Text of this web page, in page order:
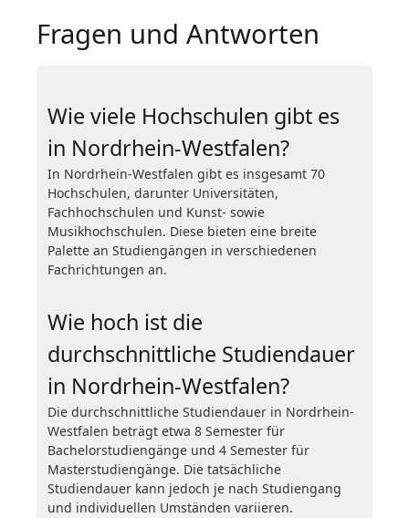
Fragen und Antworten
Wie viele Hochschulen gibt es
in Nordrhein-Westfalen?
In Nordrhein-Westfalen gibt es insgesamt 70
Hochschulen, darunter Universitäten,
Fachhochschulen und Kunst- sowie
Musikhochschulen. Diese bieten eine breite
Palette an Studiengängen in verschiedenen
Fachrichtungen an.
Wie hoch ist die
durchschnittliche Studiendauer
in Nordrhein-Westfalen?
Die durchschnittliche Studiendauer in Nordrhein-
Westfalen beträgt etwa 8 Semester für
Bachelorstudiengänge und 4 Semester für
Masterstudiengänge. Die tatsächliche
Studiendauer kann jedoch je nach Studiengang
und individuellen Umständen variieren.